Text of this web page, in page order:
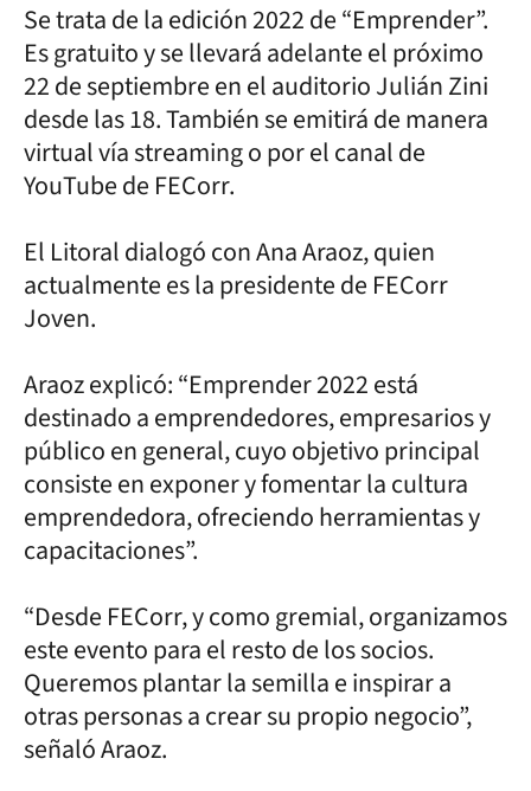
Se trata de la edición 2022 de “Emprender”.
Es gratuito y se llevará adelante el próximo
22 de septiembre en el auditorio Julián Zini
desde las 18. También se emitirá de manera
virtual vía streaming o por el canal de
YouTube de FECorr.
El Litoral dialogó con Ana Araoz, quien
actualmente es la presidente de FECorr
Joven.
Araoz explicó: “Emprender 2022 está
destinado a emprendedores, empresarios y
público en general, cuyo objetivo principal
consiste en exponer y fomentar la cultura
emprendedora, ofreciendo herramientas y
capacitaciones”.
“Desde FECorr, y como gremial, organizamos
este evento para el resto de los socios.
Queremos plantar la semilla e inspirar a
otras personas a crear su propio negocio”,
señaló Araoz.